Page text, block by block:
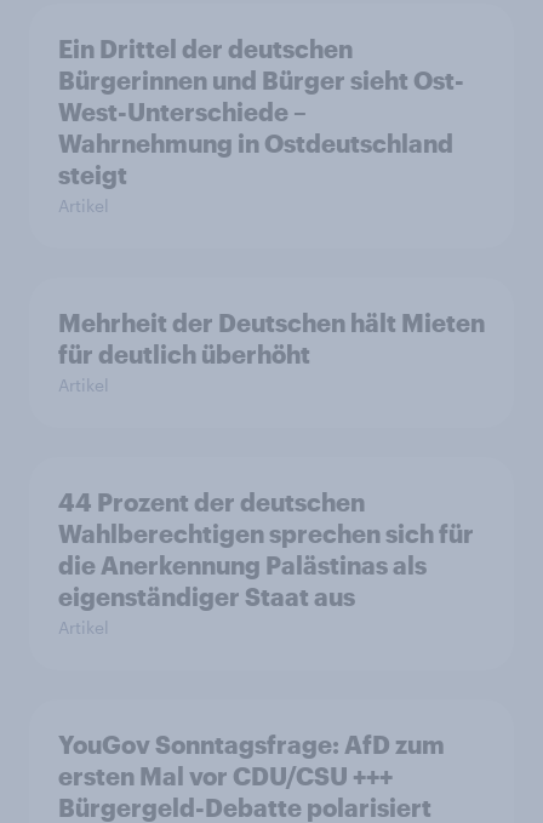
Ein Drittel der deutschen
Bürgerinnen und Bürger sieht Ost-
West-Unterschiede –
Wahrnehmung in Ostdeutschland
steigt
Artikel
Mehrheit der Deutschen hält Mieten
für deutlich überhöht
Artikel
44 Prozent der deutschen
Wahlberechtigen sprechen sich für
die Anerkennung Palästinas als
eigenständiger Staat aus
Artikel
YouGov Sonntagsfrage: AfD zum
ersten Mal vor CDU/CSU +++
Bürgergeld-Debatte polarisiert